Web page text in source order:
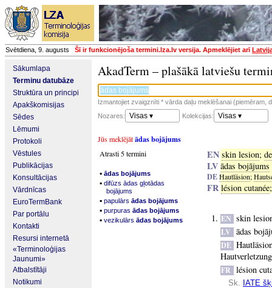
Svētdiena, 9. augusts Šī ir funkcionējoša termini.lza.lv versija. Apmeklējiet arī
Sākumlapa
Terminu datubāze
Struktūra un principi
Apakškomisijas
Sēdes
Lēmumi
Protokoli
Vēstules
Publikācijas
Konsultācijas
Vārdnīcas
EuroTermBank
Par portālu
Kontakti
Resursi internetā
«Terminoloģijas
Jaunumi»
Atbalstītāji
Notikumi
AkadTerm – plašākā latviešu
Izmantojiet zvaigznīti * vārda daļu meklēšanai (piemēram,
Nozares:
Visas ▾ Kolekcijas: Visas ▾
Jūs meklējātādas bojājums
Atrasti 5 termini
▪ ādas bojājums
▪ difūzs ādas gļotādas
bojājums
▪ papulārs ādas bojājums
▪ purpuras ādas bojājums
▪ vezikulārs ādas bojājums
EN skin lesion;
LV ādas bojājums
DEHautläsion;
FR lésion cutanée
EN skin
LV ādas
DE
Hautverletzung
FR lésion
Sk. IATE